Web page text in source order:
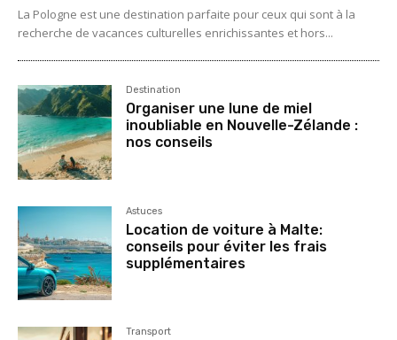
La Pologne est une destination parfaite pour ceux qui sont à la
recherche de vacances culturelles enrichissantes et hors...
Destination
Organiser une lune de miel
inoubliable en Nouvelle-Zélande :
nos conseils
Astuces
Location de voiture à Malte:
conseils pour éviter les frais
supplémentaires
Transport